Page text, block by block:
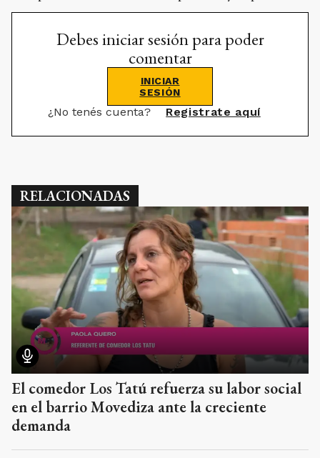
Debes iniciar sesión para poder
comentar
INICIAR
SESIÓN
¿No tenés cuenta? Registrate aquí
RELACIONADAS
El comedor Los Tatú refuerza su labor social
en el barrio Movediza ante la creciente
demanda